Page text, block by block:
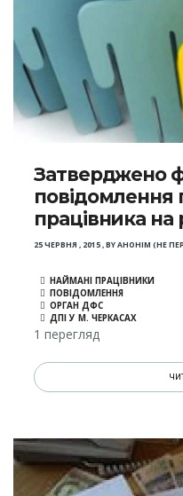
Затверджено
працівника на
25 ЧЕРВНЯ , 2015,BYАНОНІМ (НЕ
НАЙМАНІ ПРАЦІВНИКИ
ПОВІДОМЛЕННЯ
ОРГАН ДФС
ДПІ У М. ЧЕРКАСАХ
1 перегляд